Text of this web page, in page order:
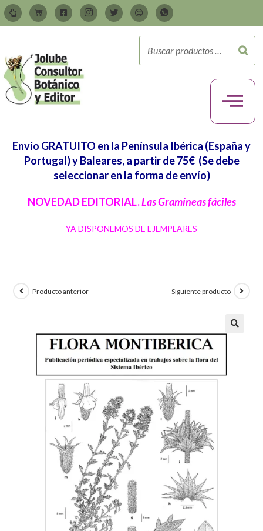
Envío GRATUITO en la Península Ibérica (España y
Portugal) y Baleares, a partir de 75€ (Se debe
seleccionar en la forma de envío)
NOVEDAD EDITORIAL.Las Gramíneas fáciles
YA DISPONEMOS DE EJEMPLARES
Producto anterior Siguiente producto